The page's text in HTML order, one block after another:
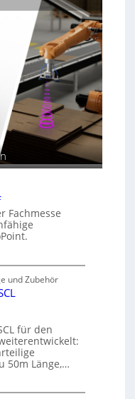
Fachmesse
und Zubehör
für den
50m Länge,…